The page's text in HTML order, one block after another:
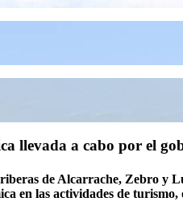
llevada a cabo por el
de Alcarrache, Zebro y
las actividades de turismo,